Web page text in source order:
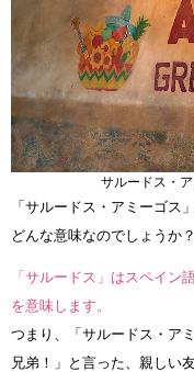
サルードス・
「サルードス・アミーゴス
どんな意味なのでしょうか？
「サルードス」はスペイン
を意味します。
つまり、「サルードス・ア
兄弟！」と言った、親しい